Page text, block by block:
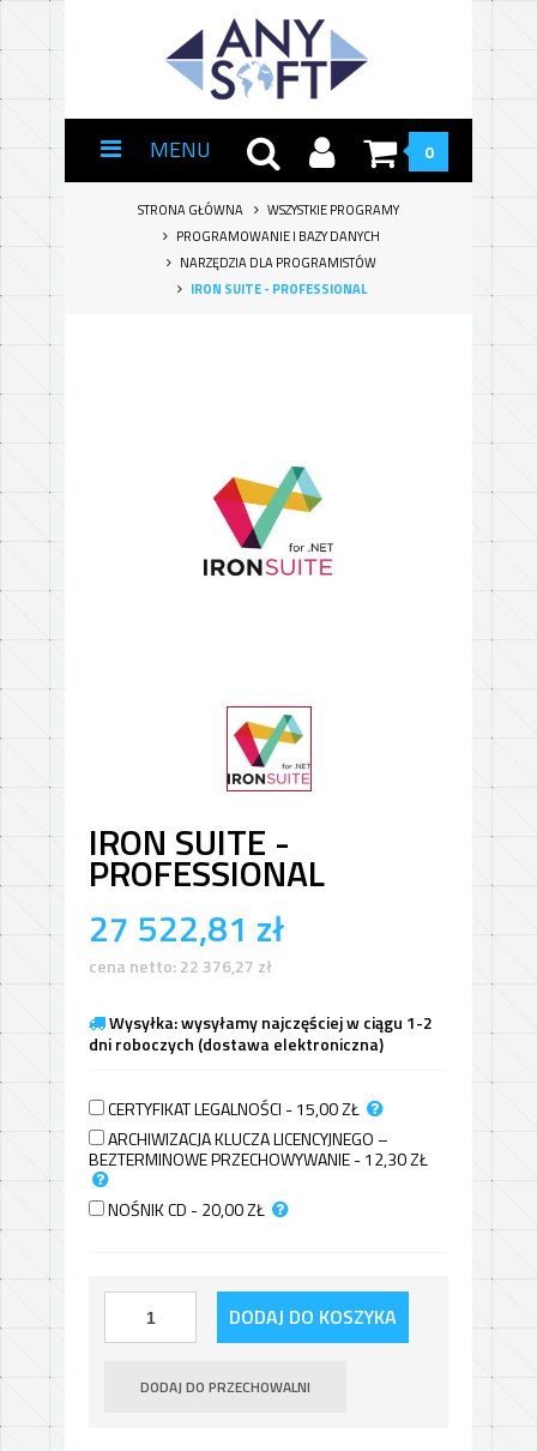
MENU 0
STRONA GŁÓWNA
WSZYSTKIE PROGRAMY
PROGRAMOWANIE I BAZY DANYCH
NARZĘDZIA DLA PROGRAMISTÓW
IRON SUITE - PROFESSIONAL
IRON SUITE -
PROFESSIONAL
27 522,81 zł
cena netto:22 376,27 zł
Wysyłka: wysyłamy najczęściej w ciągu 1-2
dni roboczych (dostawa elektroniczna)
CERTYFIKAT LEGALNOŚCI - 15,00ZŁ
ARCHIWIZACJA KLUCZA LICENCYJNEGO –
BEZTERMINOWE PRZECHOWYWANIE - 12,30ZŁ
NOŚNIK CD - 20,00ZŁ
DODAJ DO KOSZYKA
DODAJ DO PRZECHOWALNI